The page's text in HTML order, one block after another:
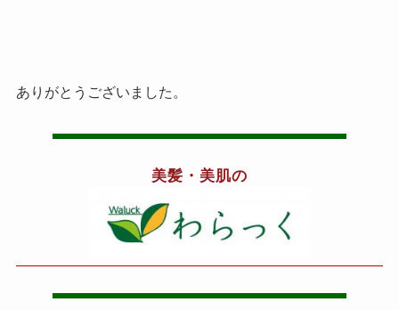
ありがとうございました。
美髪・美肌の